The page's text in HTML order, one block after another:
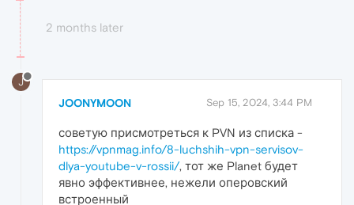
2 months later
J
JOONYMOON Sep 15, 2024, 3:44 PM
советую присмотреться к PVN из списка -
https://vpnmag.info/8-luchshih-vpn-servisov-
dlya-youtube-v-rossii/, тот же Planet будет
явно эффективнее, нежели оперовский
встроенный